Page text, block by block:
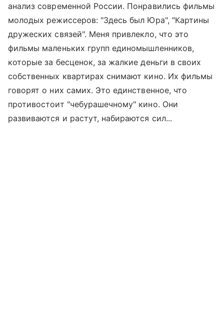
анализ современной России. Понравились фильмы
молодых режиссеров: "Здесь был Юра", "Картины
дружеских связей". Меня привлекло, что это
фильмы маленьких групп единомышленников,
которые за бесценок, за жалкие деньги в своих
собственных квартирах снимают кино. Их фильмы
говорят о них самих. Это единственное, что
противостоит "чебурашечному" кино. Они
развиваются и растут, набираются сил...